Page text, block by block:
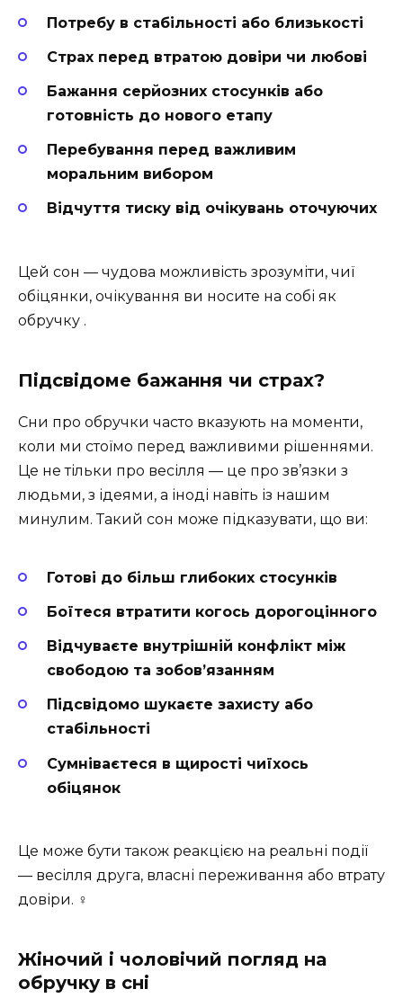
Потребу в стабільності або близькості
Страх перед втратою довіри чи любові
Бажання серйозних стосунків або
готовність до нового етапу
Перебування перед важливим
моральним вибором
Відчуття тиску від очікувань оточуючих
Цей сон — чудова можливість зрозуміти, чиї
обіцянки, очікування ви носите на собі як
обручку .
Підсвідоме бажання чи страх?
Сни про обручки часто вказують на моменти,
коли ми стоїмо перед важливими рішеннями.
Це не тільки про весілля — це про зв’язки з
людьми, з ідеями, а іноді навіть із нашим
минулим. Такий сон може підказувати, що ви:
Готові до більш глибоких стосунків
Боїтеся втратити когось дорогоцінного
Відчуваєте внутрішній конфлікт між
свободою та зобов’язанням
Підсвідомо шукаєте захисту або
стабільності
Сумніваєтеся в щирості чиїхось
обіцянок
Це може бути також реакцією на реальні події
— весілля друга, власні переживання або втрату
довіри. ‍♀️
Жіночий і чоловічий погляд на
обручку в сні